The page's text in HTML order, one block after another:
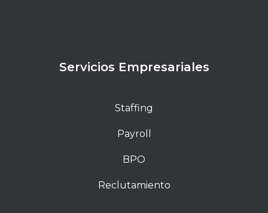
Servicios Empresariales
Staffing
Payroll
BPO
Reclutamiento